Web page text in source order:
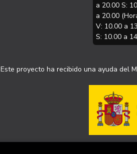
a 20.00 S:
a 20.00
V: 10.00 a
S: 10.00 a
Este proyecto ha recibido una ayuda del